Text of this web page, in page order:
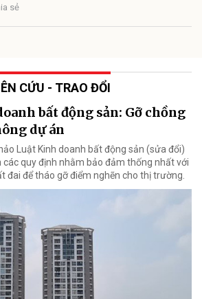
sẻ
CỨU - TRAO ĐỔI
bất động sản: Gỡ chồng
dự án
Luật Kinh doanh bất động sản (sửa đổi)
các quy định nhằm bảo đảm thống nhất với
đai để tháo gỡ điểm nghẽn cho thị trường.